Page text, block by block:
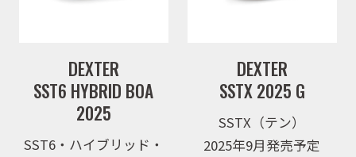
DEXTER
SST6 HYBRID BOA
2025
SST6・ハイブリッド・
DEXTER
SSTX 2025 G
SSTX（テン）
2025年9月発売予定